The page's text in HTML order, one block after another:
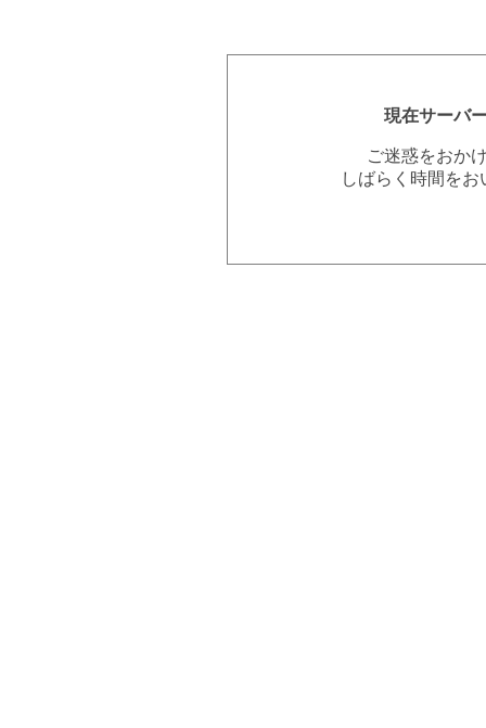
現在サーバ
ご迷惑をおか
しばらく時間を